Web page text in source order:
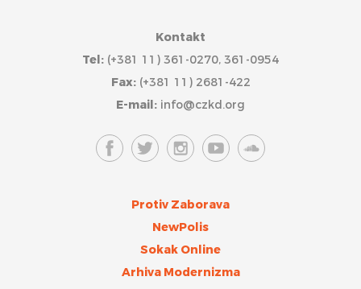
Kontakt
Tel: (+381 11) 361-0270, 361-0954
Fax:(+381 11) 2681-422
E-mail: info@czkd.org
Protiv Zaborava
NewPolis
Sokak Online
Arhiva Modernizma